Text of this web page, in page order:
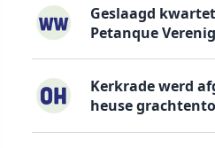
Geslaagd
Petanque
Kerkrade werd
heuse